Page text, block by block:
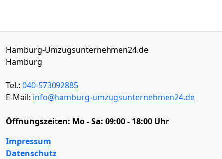
Hamburg-Umzugsunternehmen24.de
Hamburg
Tel.: 040-573092885
E-Mail: info@hamburg-umzugsunternehmen24.de
Öffnungszeiten: Mo - Sa: 09:00 - 18:00 Uhr
Impressum
Datenschutz